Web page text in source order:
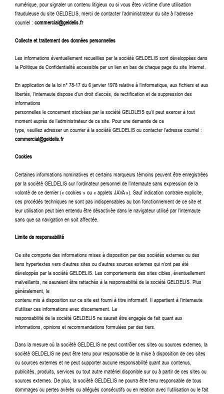
numérique, pour signaler un contenu litigieux ou si vous êtes victime d’une utilisation
frauduleuse du site GELDELIS, merci de contacter l’administrateur du site à l’adresse
courriel : commercial@geldelis.fr
Collecte et traitement des données personnelles
Les informations éventuellement recueillies par la société GELDELIS sont développées dans
la Politique de Confidentialité accessible par un lien en bas de chaque page du site Internet.
En application de la loi n° 78-17 du 6 janvier 1978 relative à l’informatique, aux fichiers et aux
libertés, l’internaute dispose d’un droit d’accès, de rectification et de suppression des
informations
personnelles le concernant stockées par la société GELDLEIS qu’il peut exercer à tout
moment auprès de l’administrateur de ce site. Pour une demande de ce
type, veuillez adresser un courrier à la société GELDELIS ou contacter l’adresse courriel :
commercial@geldelis.fr
Cookies
Certaines informations nominatives et certains marqueurs témoins peuvent être enregistrées
par la société GELDELIS sur l’ordinateur personnel de l’internaute sans expression de la
volonté de ce dernier (« cookies » ou « applets JAVA »). Sauf indication contraire explicite,
ces procédés techniques ne sont pas indispensables au bon fonctionnement de ce site et
leur utilisation peut bien entendu être désactivée dans le navigateur utilisé par l’internaute
sans que sa navigation en soit affectée.
Limite de responsabilité
Ce site comporte des informations mises à disposition par des sociétés externes ou des
liens hypertextes vers d’autres sites ou d’autres sources externes qui n’ont pas été
développés par la société GELDELIS. Les comportements des sites cibles, éventuellement
malveillants, ne sauraient être rattachés à la responsabilité de la société GELDELIS. Plus
généralement, le
contenu mis à disposition sur ce site est fourni à titre informatif. Il appartient à l’internaute
d’utiliser ces informations avec discernement. La
responsabilité de la société GELDELIS ne saurait être engagée de fait quant aux
informations, opinions et recommandations formulées par des tiers.
Dans la mesure où la société GELDELIS ne peut contrôler ces sites ou sources externes, la
société GELDELIS ne peut être tenu pour responsable de la mise à disposition de ces sites
ou sources externes et ne peut supporter aucune responsabilité quant aux contenus,
publicités, produits, services ou tout autre matériel disponible sur ou à partir de ces sites ou
sources externes. De plus, la société GELDELIS ne pourra être tenu responsable de tous
dommages ou pertes avérés ou allégués consécutifs ou en relation avec l’utilisation ou le fait